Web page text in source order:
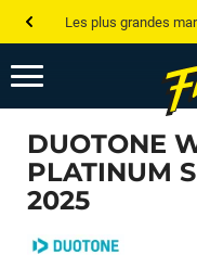
Les plus grandes
Jusqu’à -75% de
💰 Meilleur prix
Besoin de conseils
DUOTONE
PLATINUM
2025